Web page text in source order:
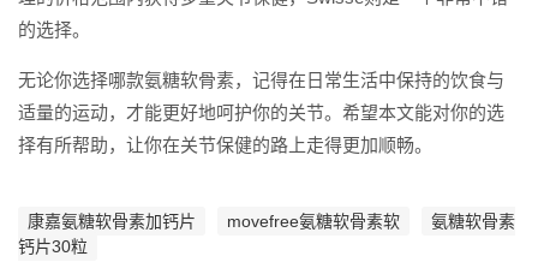
的选择。
无论你选择哪款氨糖软骨素，记得在日常生活中保持的饮食与
适量的运动，才能更好地呵护你的关节。希望本文能对你的选
择有所帮助，让你在关节保健的路上走得更加顺畅。
康嘉氨糖软骨素加钙片 movefree氨糖软骨素软
氨糖软骨素
钙片30粒